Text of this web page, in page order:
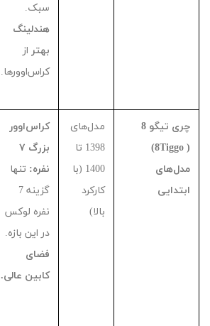
سبک.
هندلینگ
بهتر از
کراس‌اوورها.
چری تیگو 8
(
Tiggo
8)
مدل‌های
ابتدایی
مدل‌های
1398 تا
1400 (با
کارکرد
بالا)
کراس‌اوور
بزرگ ۷
نفره: تنها
گزینه 7
نفره لوکس
در این بازه.
فضای
کابین عالی.